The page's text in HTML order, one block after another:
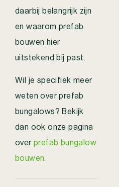
daarbij belangrijk zijn
en waarom prefab
bouwen hier
uitstekend bij past.
Wil je specifiek meer
weten over prefab
bungalows? Bekijk
dan ook onze pagina
over prefab bungalow
bouwen.